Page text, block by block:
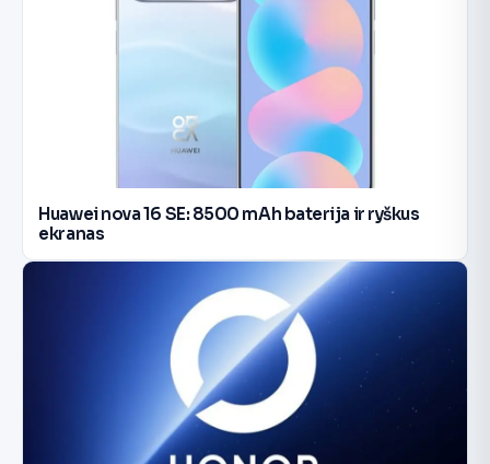
Huawei nova 16 SE: 8500 mAh baterija ir ryškus
ekranas